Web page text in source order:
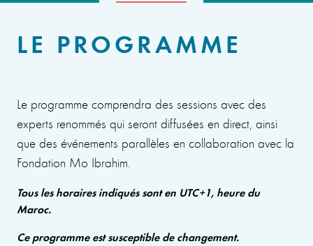
LE PROGRAMME
Le programme comprendra des sessions avec des
experts renommés qui seront diffusées en direct, ainsi
que des événements parallèles en collaboration avec la
Fondation Mo Ibrahim.
Tous les horaires indiqués sont en UTC+1, heure du
Maroc.
Ce programme est susceptible de changement.